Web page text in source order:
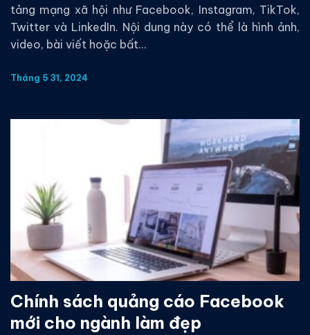
tảng mạng xã hội như Facebook, Instagram, TikTok,
Twitter và LinkedIn. Nội dung này có thể là hình ảnh,
video, bài viết hoặc bất...
Tháng 5 31, 2024
Chính sách quảng cáo Facebook
mới cho ngành làm đẹp